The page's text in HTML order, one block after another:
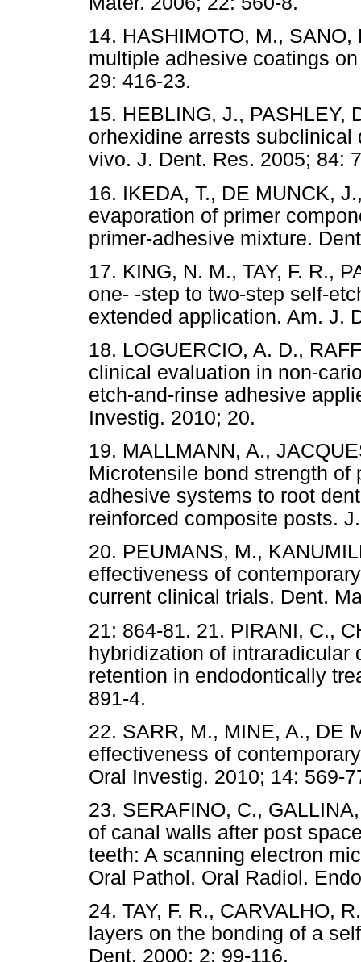
14. HASHIMOTO, M.,
multiple adhesive coatings
29: 416-23.
15. HEBLING, J., PASHLEY,
orhexidine arrests
vivo. J. Dent. Res. 2005; 84:
16. IKEDA, T., DE MUNCK,
evaporation of primer
primer-adhesive mixture.
17. KING, N. M., TAY, F. R.,
one- -step to two-step self-
extended application. Am. J.
18. LOGUERCIO, A. D.,
clinical evaluation in non-
etch-and-rinse adhesive
Investig. 2010; 20.
19. MALLMANN, A.,
Microtensile bond strength
adhesive systems to root
reinforced composite posts.
20. PEUMANS, M.,
effectiveness of
current clinical trials. Dent.
21: 864-81. 21. PIRANI, C.,
hybridization of intraradicular
retention in endodontically
891-4.
22. SARR, M., MINE, A., DE
effectiveness of
Oral Investig. 2010; 14: 569-
23. SERAFINO, C.,
of canal walls after post
teeth: A scanning electron
Oral Pathol. Oral Radiol.
24. TAY, F. R., CARVALHO,
layers on the bonding of a
Dent. 2000; 2: 99-116.